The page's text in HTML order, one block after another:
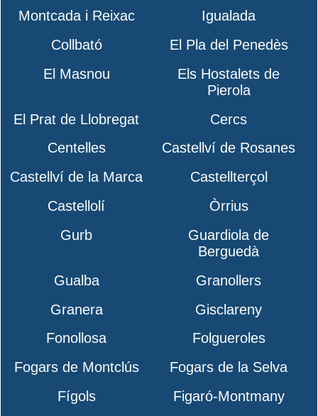
Montcada i Reixac
Igualada
Collbató
El Pla del Penedès
El Masnou
Els Hostalets de
Pierola
El Prat de Llobregat
Cercs
Centelles
Castellví de Rosanes
Castellví de la Marca
Castellterçol
Castellolí
Òrrius
Gurb
Guardiola de
Berguedà
Gualba
Granollers
Granera
Gisclareny
Fonollosa
Folgueroles
Fogars de Montclús
Fogars de la Selva
Fígols
Figaró-Montmany